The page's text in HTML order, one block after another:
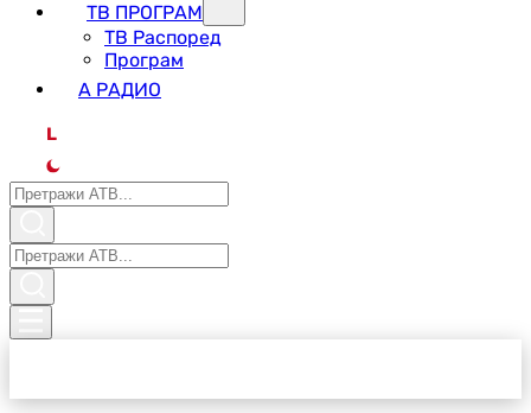
ТВ ПРОГРАМ
ТВ Распоред
Програм
А РАДИО
L